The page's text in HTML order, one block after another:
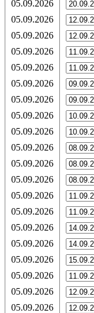
05.09.2026
05.09.2026
05.09.2026
05.09.2026
05.09.2026
05.09.2026
05.09.2026
05.09.2026
05.09.2026
05.09.2026
05.09.2026
05.09.2026
05.09.2026
05.09.2026
05.09.2026
05.09.2026
05.09.2026
05.09.2026
05.09.2026
05.09.2026